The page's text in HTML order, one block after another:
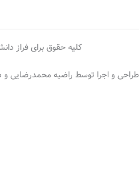
کلیه حقوق برای فراز
طراحی و اجرا توسط راضیه محمدرضایی و